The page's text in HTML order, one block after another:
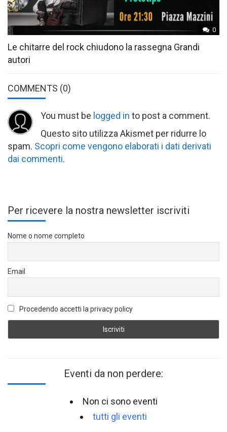
0
Le chitarre del rock chiudono la rassegna Grandi
autori
COMMENTS (0)
You must be logged in to post a comment.
Questo sito utilizza Akismet per ridurre lo
spam. Scopri come vengono elaborati i dati derivati
dai commenti.
Per ricevere la nostra newsletter iscriviti
Nome o nome completo
Email
Procedendo accetti la privacy policy
Eventi da non perdere:
Non ci sono eventi
tutti gli eventi